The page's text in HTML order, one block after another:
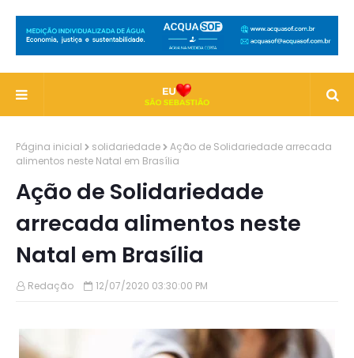
Página inicial solidariedade
Ação de Solidariedade arrecada
alimentos neste Natal em Brasília
Ação de Solidariedade
arrecada alimentos neste
Natal em Brasília
Redação 12/07/2020 03:30:00 PM